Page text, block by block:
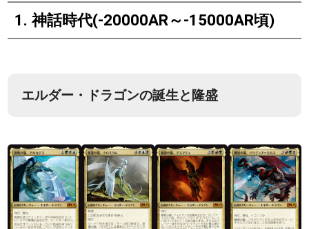
1. 神話時代(-20000AR～-15000AR頃)
エルダー・ドラゴンの誕生と隆盛